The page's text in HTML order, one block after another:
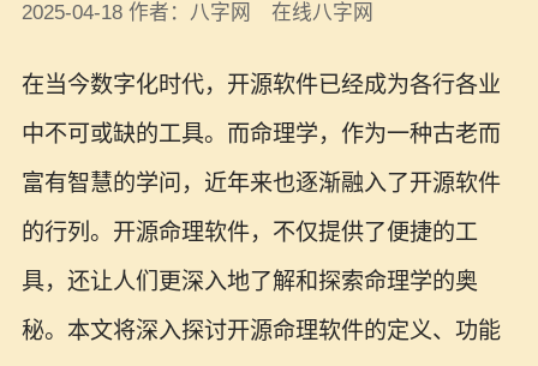
2025-04-18 作者：八字网 在线八字网
在当今数字化时代，开源软件已经成为各行各业
中不可或缺的工具。而命理学，作为一种古老而
富有智慧的学问，近年来也逐渐融入了开源软件
的行列。开源命理软件，不仅提供了便捷的工
具，还让人们更深入地了解和探索命理学的奥
秘。本文将深入探讨开源命理软件的定义、功能